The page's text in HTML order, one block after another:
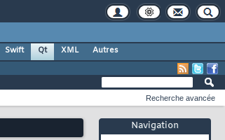
Swift Qt XML
Autres
Navigation
Recherche avancée